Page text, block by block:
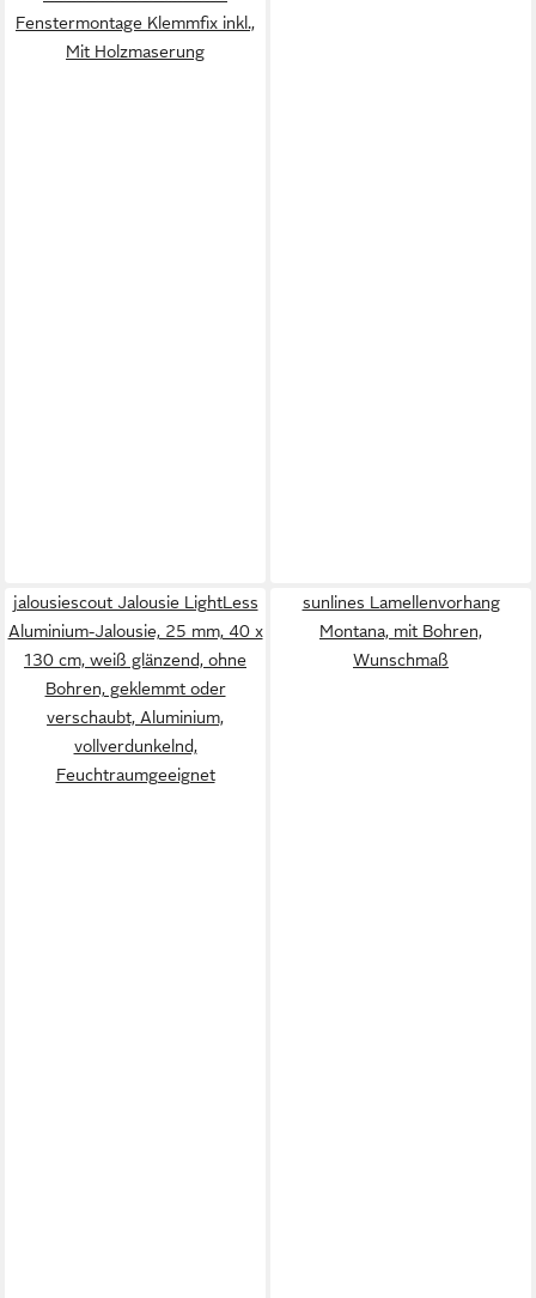
Fenstermontage Klemmfix inkl.,
Mit Holzmaserung
jalousiescout Jalousie LightLess
Aluminium-Jalousie, 25 mm, 40 x
130 cm, weiß glänzend, ohne
Bohren, geklemmt oder
verschaubt, Aluminium,
vollverdunkelnd,
Feuchtraumgeeignet
sunlines Lamellenvorhang
Montana, mit Bohren,
Wunschmaß